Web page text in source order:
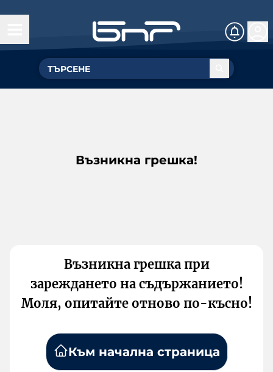
Възникна грешка!
Възникна грешка при
зареждането на съдържанието!
Моля, опитайте отново по-късно!
Към начална страница